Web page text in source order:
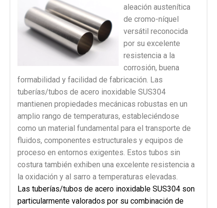
aleación austenítica
de cromo-níquel
versátil reconocida
por su excelente
resistencia a la
corrosión, buena
formabilidad y facilidad de fabricación. Las
tuberías/tubos de acero inoxidable SUS304
mantienen propiedades mecánicas robustas en un
amplio rango de temperaturas, estableciéndose
como un material fundamental para el transporte de
fluidos, componentes estructurales y equipos de
proceso en entornos exigentes. Estos tubos sin
costura también exhiben una excelente resistencia a
la oxidación y al sarro a temperaturas elevadas.
Las tuberías/tubos de acero inoxidable SUS304 son
particularmente valorados por su combinación de